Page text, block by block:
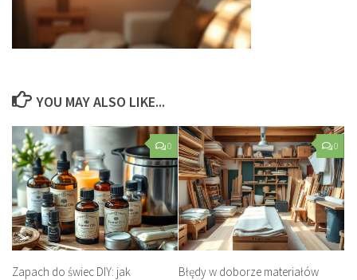
YOU MAY ALSO LIKE...
0
Zapach do świec DIY: jak
0
Błędy w doborze materiałów